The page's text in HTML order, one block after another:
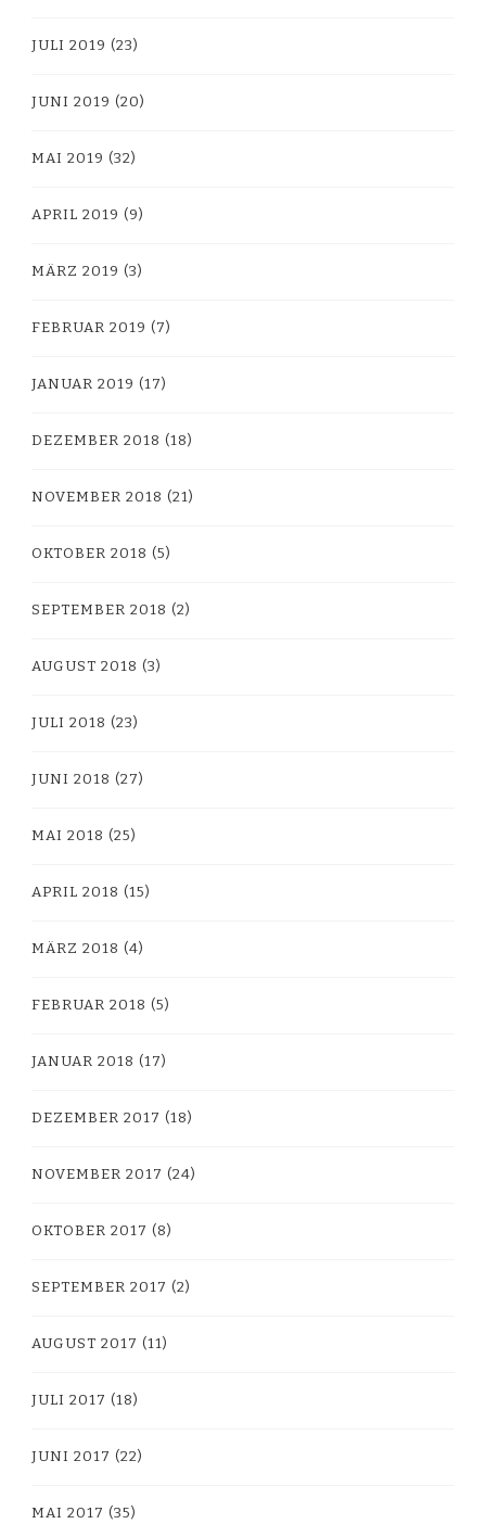
JULI 2019 (23)
JUNI 2019 (20)
MAI 2019 (32)
APRIL 2019 (9)
MÄRZ 2019 (3)
FEBRUAR 2019 (7)
JANUAR 2019 (17)
DEZEMBER 2018 (18)
NOVEMBER 2018 (21)
OKTOBER 2018 (5)
SEPTEMBER 2018 (2)
AUGUST 2018 (3)
JULI 2018 (23)
JUNI 2018 (27)
MAI 2018 (25)
APRIL 2018 (15)
MÄRZ 2018 (4)
FEBRUAR 2018 (5)
JANUAR 2018 (17)
DEZEMBER 2017 (18)
NOVEMBER 2017 (24)
OKTOBER 2017 (8)
SEPTEMBER 2017 (2)
AUGUST 2017 (11)
JULI 2017 (18)
JUNI 2017 (22)
MAI 2017 (35)